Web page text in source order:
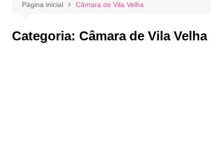
Página inicial Câmara de Vila Velha
Categoria: Câmara de Vila Velha